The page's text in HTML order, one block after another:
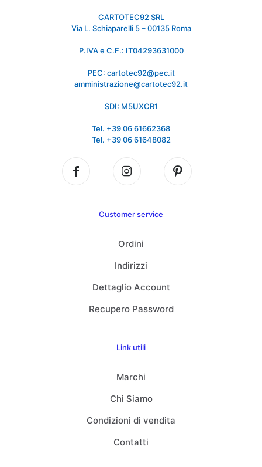
CARTOTEC92 SRL
Via L. Schiaparelli 5 – 00135 Roma
P.IVA e C.F.: IT04293631000
PEC: cartotec92@pec.it
amministrazione@cartotec92.it
SDI: M5UXCR1
Tel. +39 06 61662368
Tel. +39 06 61648082
Customer service
Ordini
Indirizzi
Dettaglio Account
Recupero Password
Link utili
Marchi
Chi Siamo
Condizioni di vendita
Contatti